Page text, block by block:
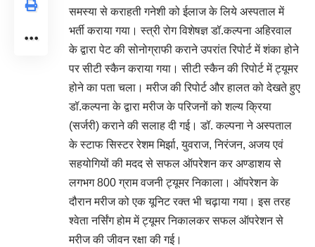
समस्या से कराहती गनेशी को ईलाज के लिये अस्पताल में
भर्ती कराया गया। स्त्री रोग विशेषज्ञ डॉ.कल्पना अहिरवाल
के द्वारा पेट की सोनोग्राफी कराने उपरांत रिपोर्ट में शंका होने
पर सीटी स्कैन कराया गया। सीटी स्कैन की रिपोर्ट में ट्यूमर
होने का पता चला। मरीज की रिपोर्ट और हालत को देखते हुए
डॉ.कल्पना के द्वारा मरीज के परिजनों को शल्य क्रिया
(सर्जरी) कराने की सलाह दी गई। डॉ. कल्पना ने अस्पताल
के स्टाफ सिस्टर रेशम मिर्झा, युवराज, निरंजन, अजय एवं
सहयोगियों की मदद से सफल ऑपरेशन कर अण्डाशय से
लगभग 800 ग्राम वजनी ट्यूमर निकाला। ऑपरेशन के
दौरान मरीज को एक यूनिट रक्त भी चढ़ाया गया। इस तरह
श्वेता नर्सिंग होम में ट्यूमर निकालकर सफल ऑपरेशन से
मरीज की जीवन रक्षा की गई।